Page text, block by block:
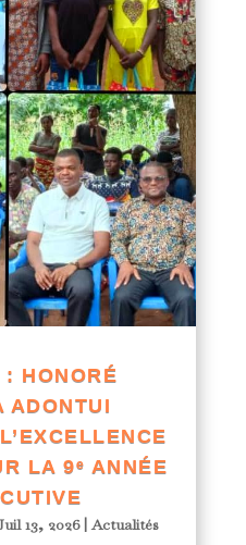
: HONORÉ
ADONTUI
LA 9ᵉ ANNÉE
13, 2026|Actualités